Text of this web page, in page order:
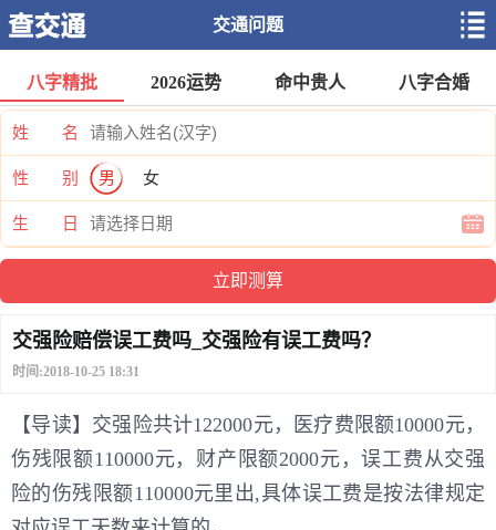
交通问题
八字精批 2026运势 命中贵人 八字合婚
姓 名
性 别 男 女
生 日
交强险赔偿误工费吗_交强险有误工费吗？
时间:2018-10-25 18:31
【导读】交强险共计122000元，医疗费限额10000元，
伤残限额110000元，财产限额2000元，误工费从交强
险的伤残限额110000元里出,具体误工费是按法律规定